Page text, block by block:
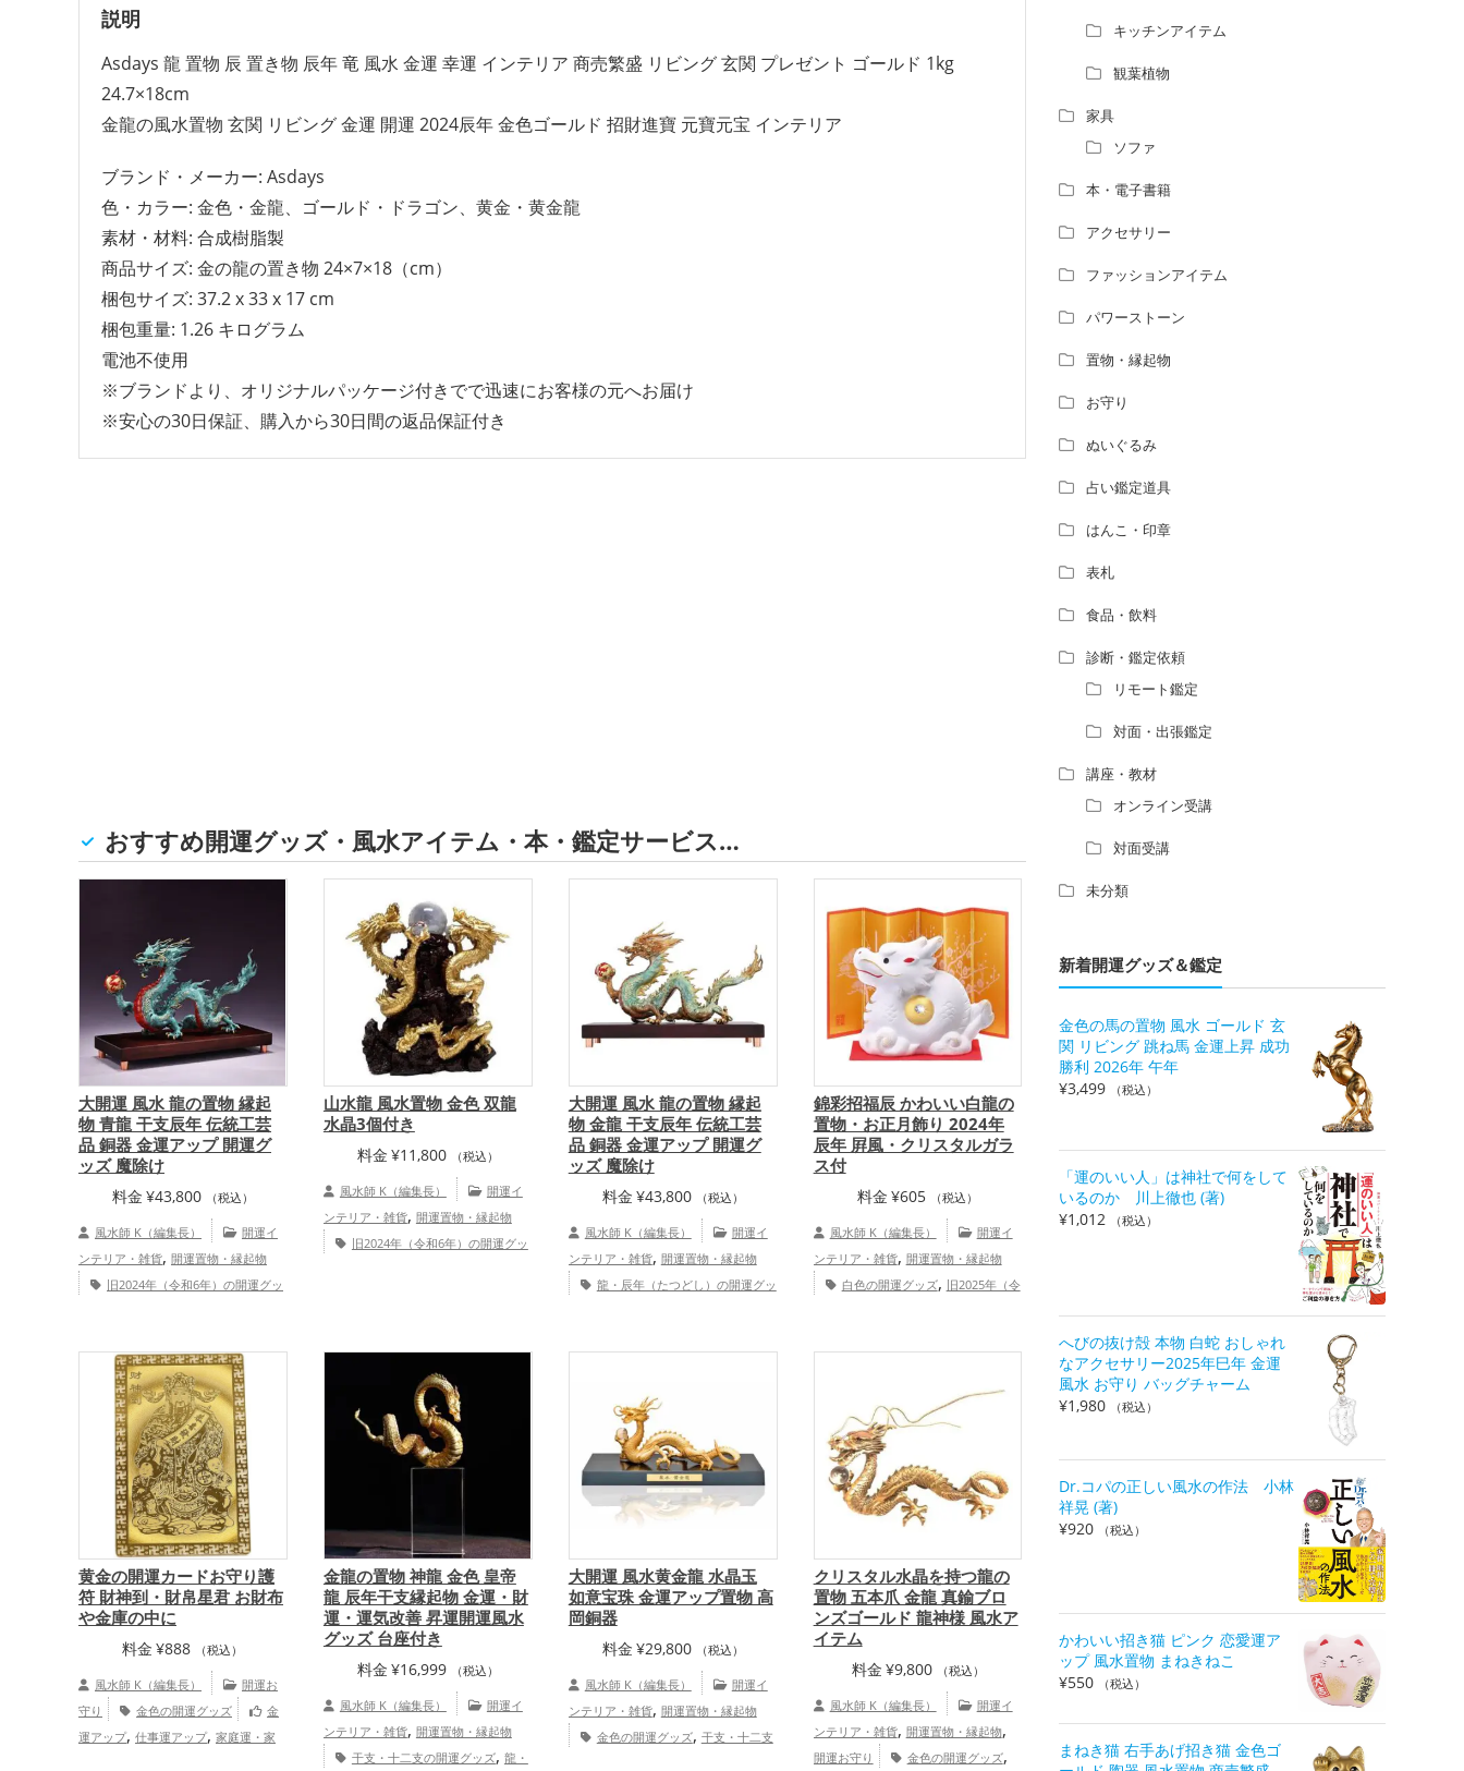
説明
Asdays 龍 置物 辰 置き物 辰年 竜 風水 金運 幸運 インテリア 商売繁盛 リビング 玄関 プレゼント ゴールド 1kg
24.7×18cm
金龍の風水置物 玄関 リビング 金運 開運 2024辰年 金色ゴールド 招財進寶 元寶元宝 インテリア
ブランド・メーカー: Asdays
色・カラー: 金色・金龍、ゴールド・ドラゴン、黄金・黄金龍
素材・材料: 合成樹脂製
商品サイズ: 金の龍の置き物 24×7×18（cm）
梱包サイズ: 37.2 x 33 x 17 cm
梱包重量: 1.26 キログラム
電池不使用
※ブランドより、オリジナルパッケージ付きでで迅速にお客様の元へお届け
※安心の30日保証、購入から30日間の返品保証付き
おすすめ開運グッズ・風水アイテム・本・鑑定サービス…
大開運 風水 龍の置物 縁起
物 青龍 干支辰年 伝統工芸
品 銅器 金運アップ 開運グ
ッズ 魔除け
料金 ¥43,800 （税込）
風水師 K（編集長）
開運イ
ンテリア・雑貨, 開運置物・縁起物
旧2024年（令和6年）の開運グッ
（四獣）・五神獣の開運グッズ
の開運グッズ,リビングの開運グッズ
金運アップ,仕事運アップ
運アップ,家庭運・家族運アップ
合運・全体運アップ
山水龍 風水置物 金色 双龍
水晶3個付き
料金 ¥11,800 （税込）
風水師 K（編集長）
開運イ
ンテリア・雑貨, 開運置物・縁起物
旧2024年（令和6年）の開運グッ
, ,
大開運 風水 龍の置物 縁起
物 金龍 干支辰年 伝統工芸
品 銅器 金運アップ 開運グ
ッズ 魔除け
料金 ¥43,800 （税込）
風水師 K（編集長）
開運イ
ンテリア・雑貨, 開運置物・縁起物
龍・辰年（たつどし）の開運グッ
仕事運アップ,健康運アップ
運・家族運アップ,総合運・全体運ア
ップ
錦彩招福辰 かわいい白龍の
置物・お正月飾り 2024年
辰年 屛風・クリスタルガラ
ス付
料金 ¥605 （税込）
風水師 K（編集長）
開運イ
ンテリア・雑貨, 開運置物・縁起物
白色の開運グッズ, 旧2025年（令
金色の開運グッズ
健康運アップ ,家庭運・家族運ア
ップ
黄金の開運カードお守り護
符 財神到・財帛星君 お財布
や金庫の中に
料金 ¥888 （税込）
風水師 K（編集長）
開運お
守り
金色の開運グッズ
金
運アップ, 仕事運アップ, 家庭運・家
金龍の置物 神龍 金色 皇帝
龍 辰年干支縁起物 金運・財
運・運気改善 昇運開運風水
グッズ 台座付き
料金 ¥16,999 （税込）
風水師 K（編集長）
開運イ
ンテリア・雑貨, 開運置物・縁起物
干支・十二支の開運グッズ, 龍・
大開運 風水黄金龍 水晶玉
如意宝珠 金運アップ置物 高
岡銅器
料金 ¥29,800 （税込）
風水師 K（編集長）
開運イ
ンテリア・雑貨, 開運置物・縁起物
金色の開運グッズ, 干支・十二支
クリスタル水晶を持つ龍の
置物 五本爪 金龍 真鍮ブロ
ンズゴールド 龍神様 風水ア
イテム
料金 ¥9,800 （税込）
風水師 K（編集長）
開運イ
ンテリア・雑貨, 開運置物・縁起物,
開運お守り 金色の開運グッズ,
風水の流派について教えてください。
か？
風水師になるには、どんな勉強をすればい
いですか？
キッチンアイテム
観葉植物
家具
ソファ
本・電子書籍
アクセサリー
ファッションアイテム
パワーストーン
置物・縁起物
お守り
ぬいぐるみ
占い鑑定道具
はんこ・印章
表札
食品・飲料
診断・鑑定依頼
リモート鑑定
対面・出張鑑定
講座・教材
オンライン受講
対面受講
未分類
新着開運グッズ＆鑑定
金色の馬の置物 風水 ゴールド 玄
関 リビング 跳ね馬 金運上昇 成功
勝利 2026年 午年
¥3,499 （税込）
「運のいい人」は神社で何をして
いるのか 川上徹也 (著)
¥1,012 （税込）
へびの抜け殻 本物 白蛇 おしゃれ
なアクセサリー2025年巳年 金運
風水 お守り バッグチャーム
¥1,980 （税込）
Dr.コパの正しい風水の作法 小林
祥晃 (著)
¥920 （税込）
かわいい招き猫 ピンク 恋愛運ア
ップ 風水置物 まねきねこ
¥550 （税込）
まねき猫 右手あげ招き猫 金色ゴ